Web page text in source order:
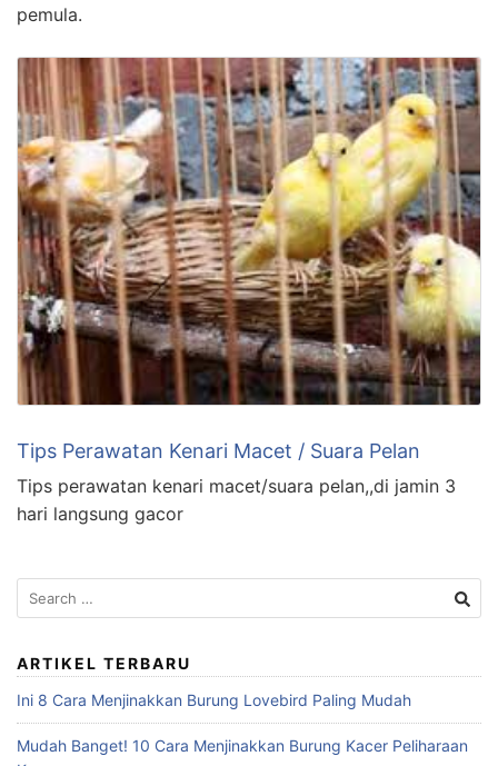
pemula.
Tips Perawatan Kenari Macet / Suara Pelan
Tips perawatan kenari macet/suara pelan,,di jamin 3
hari langsung gacor
Search
for:
ARTIKEL TERBARU
Ini 8 Cara Menjinakkan Burung Lovebird Paling Mudah
Mudah Banget! 10 Cara Menjinakkan Burung Kacer Peliharaan